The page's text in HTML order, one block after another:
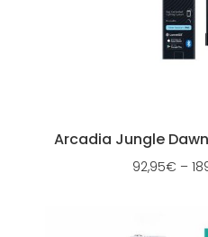
Arcadia Jungle Dawn
92,95€ –